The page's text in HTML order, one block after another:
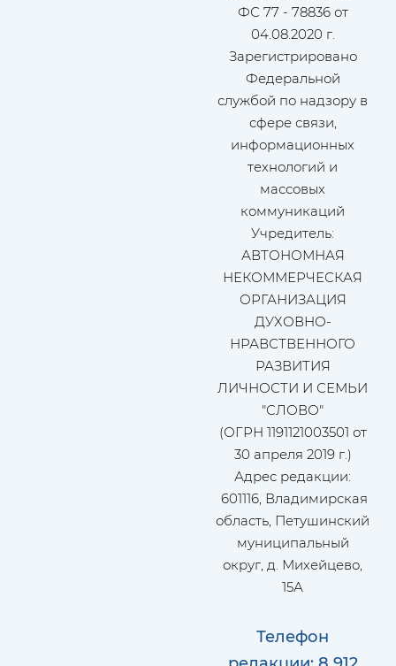
ФС 77 - 78836 от
04.08.2020 г.
Зарегистрировано
Федеральной
службой по надзору в
сфере связи,
информационных
технологий и
массовых
коммуникаций
Учредитель:
АВТОНОМНАЯ
НЕКОММЕРЧЕСКАЯ
ОРГАНИЗАЦИЯ
ДУХОВНО-
НРАВСТВЕННОГО
РАЗВИТИЯ
ЛИЧНОСТИ И СЕМЬИ
"СЛОВО"
(ОГРН 1191121003501 от
30 апреля 2019 г.)
Адрес редакции:
601116, Владимирская
область, Петушинский
муниципальный
округ, д. Михейцево,
15А
Телефон